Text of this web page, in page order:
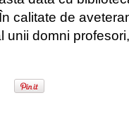
calitate de
unii domni